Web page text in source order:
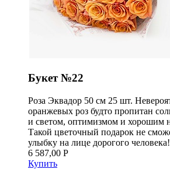
Букет №22
Роза Эквадор 50 см 25 шт.
оранжевых роз будто пропитан
и светом, оптимизмом и хорошим
Такой цветочный подарок не
улыбку на лице дорогого человека!
6 587,00 Р
Купить